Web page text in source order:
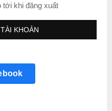
tới khi đăng xuất